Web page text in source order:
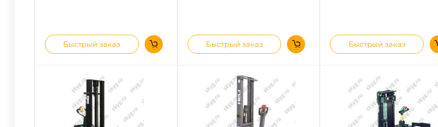
Быстрый заказ Быстрый заказ Быстрый заказ